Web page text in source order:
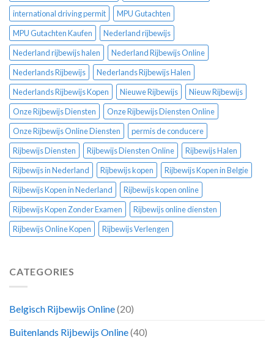
international driving permit
MPU Gutachten
MPU Gutachten Kaufen
Nederland rijbewijs
Nederland rijbewijs halen
Nederland Rijbewijs Online
Nederlands Rijbewijs
Nederlands Rijbewijs Halen
Nederlands Rijbewijs Kopen
Nieuwe Rijbewijs
Nieuw Rijbewijs
Onze Rijbewijs Diensten
Onze Rijbewijs Diensten Online
Onze Rijbewijs Online Diensten
permis de conducere
Rijbewijs Diensten
Rijbewijs Diensten Online
Rijbewijs Halen
Rijbewijs in Nederland
Rijbewijs kopen
Rijbewijs Kopen in Belgie
Rijbewijs Kopen in Nederland
Rijbewijs kopen online
Rijbewijs Kopen Zonder Examen
Rijbewijs online diensten
Rijbewijs Online Kopen
Rijbewijs Verlengen
CATEGORIES
Belgisch Rijbewijs Online(20)
Buitenlands Rijbewijs Online(40)